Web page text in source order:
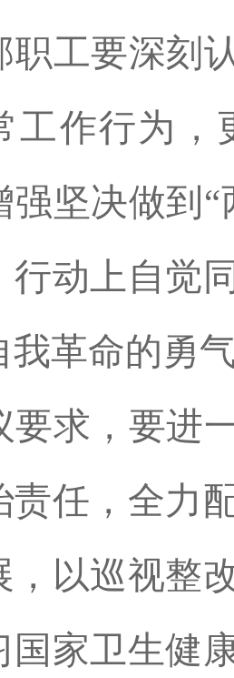
职工要深刻
工作行为，
强坚决做到
行动上自觉
我革命的勇
要求，要进
责任，全力
，以巡视整
国家卫生健